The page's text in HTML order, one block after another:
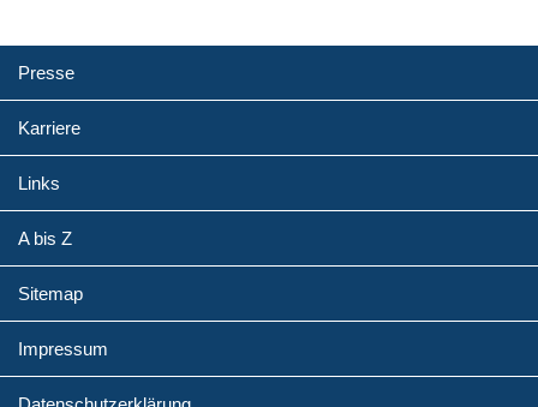
Presse
Karriere
Links
A bis Z
Sitemap
Impressum